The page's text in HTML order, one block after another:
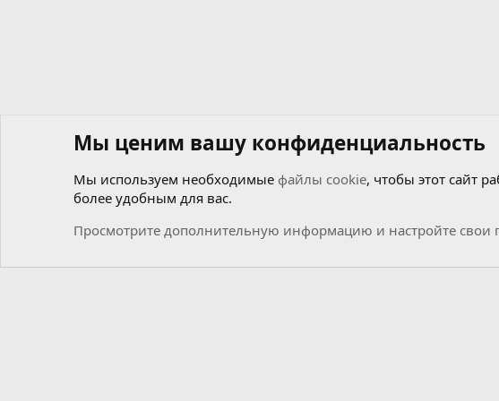
Форумы
Мы ценим вашу конфиденциальность
Мы используем необходимые файлы cookie, чтобы этот сайт
более удобным для вас.
Просмотрите дополнительную информацию и настройте свои